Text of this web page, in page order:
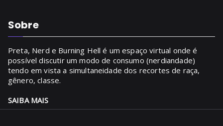
Sobre
Preta, Nerd e Burning Hell é um espaço virtual onde é
possível discutir um modo de consumo (nerdiandade)
tendo em vista a simultaneidade dos recortes de raça,
gênero, classe.
SAIBA MAIS